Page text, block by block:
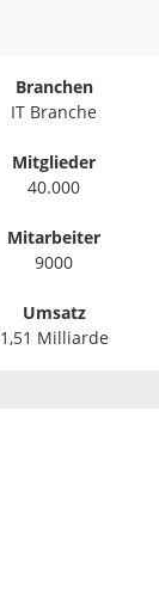
Branchen
IT Branche
Mitglieder
40.000
Mitarbeiter
9000
Umsatz
1,51 Milliarde